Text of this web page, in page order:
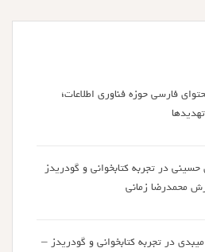
فارسی حوزه فناوری اطلاعات؛
حسینی در تجربه کتابخوانی و گودریدز
محمدرضا زمانی
میبدی در تجربه کتابخوانی و گودریدز –